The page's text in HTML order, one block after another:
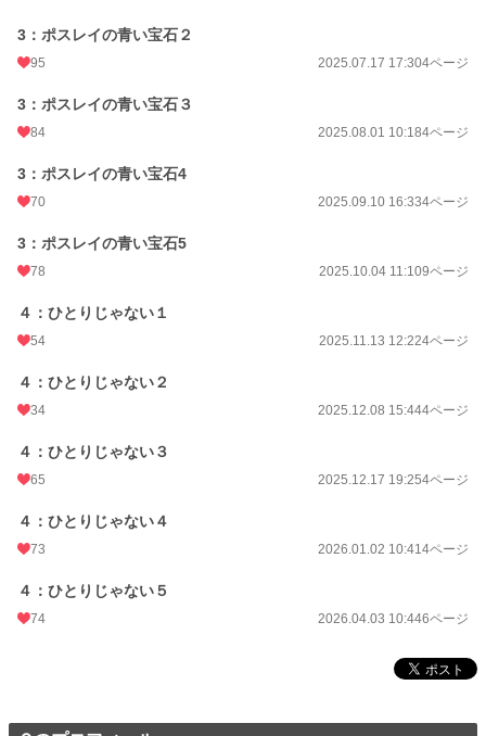
3：ポスレイの青い宝石２
95 2025.07.17 17:304ページ
3：ポスレイの青い宝石３
84 2025.08.01 10:184ページ
3：ポスレイの青い宝石4
70 2025.09.10 16:334ページ
3：ポスレイの青い宝石5
78 2025.10.04 11:109ページ
４：ひとりじゃない１
54 2025.11.13 12:224ページ
４：ひとりじゃない２
34 2025.12.08 15:444ページ
４：ひとりじゃない３
65 2025.12.17 19:254ページ
４：ひとりじゃない４
73 2026.01.02 10:414ページ
４：ひとりじゃない５
74 2026.04.03 10:446ページ